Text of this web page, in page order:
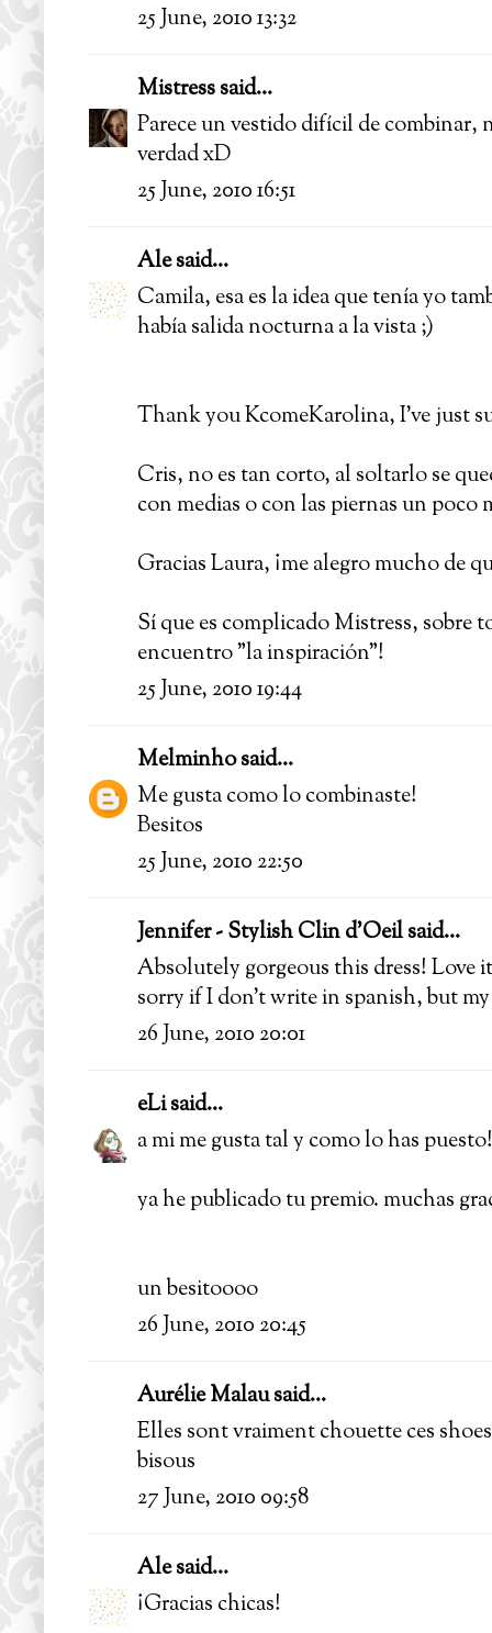
25 June, 2010 13:32
Mistresssaid...
Parece un vestido difícil de combinar,
verdad xD
25 June, 2010 16:51
Alesaid...
Camila, esa es la idea que tenía yo
había salida nocturna a la vista ;)
Thank you KcomeKarolina, I've just
Cris, no es tan corto, al soltarlo se
con medias o con las piernas un poco
Gracias Laura, ¡me alegro mucho de
Sí que es complicado Mistress, sobre
encuentro "la inspiración"!
25 June, 2010 19:44
Melminhosaid...
Me gusta como lo combinaste!
Besitos
25 June, 2010 22:50
Jennifer - Stylish Clin d'Oeilsaid...
Absolutely gorgeous this dress! Love
sorry if I don't write in spanish, but
26 June, 2010 20:01
eLisaid...
a mi me gusta tal y como lo has
ya he publicado tu premio. muchas
un besitoooo
26 June, 2010 20:45
Aurélie Malausaid...
Elles sont vraiment chouette ces
bisous
27 June, 2010 09:58
Alesaid...
¡Gracias chicas!